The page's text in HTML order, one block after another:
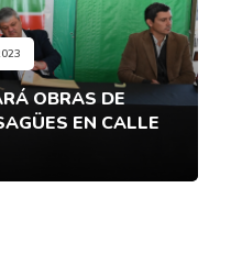
OBRAS DE
EN CALLE